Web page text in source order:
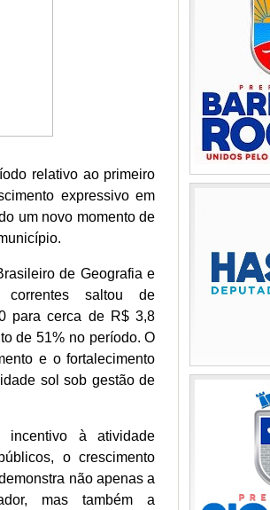
relativo ao primeiro
expressivo em
um novo momento de
de Geografia e
saltou de
para cerca de R$ 3,8
de 51% no período. O
e o fortalecimento
sol sob gestão de
incentivo à atividade
o crescimento
não apenas a
mas também a